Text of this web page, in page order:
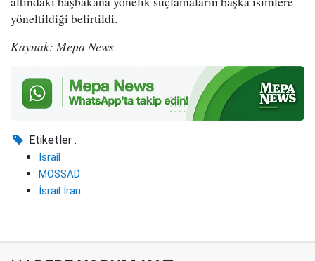
yöneltildiği belirtildi.
Kaynak: Mepa News
Etiketler :
İsrail
MOSSAD
İsrail İran